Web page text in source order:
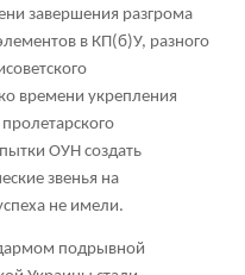
завершения разгрома
в КП(б)У, разного
времени укрепления
ОУН создать
звенья на
не имели.
подрывной